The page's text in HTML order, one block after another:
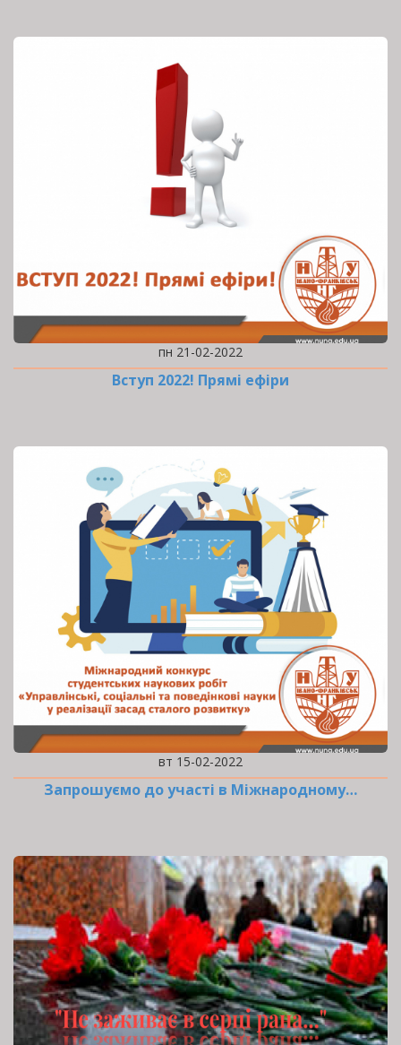
пн 21-02-2022
Вступ 2022! Прямі ефіри
вт 15-02-2022
Запрошуємо до участі в Міжнародному…